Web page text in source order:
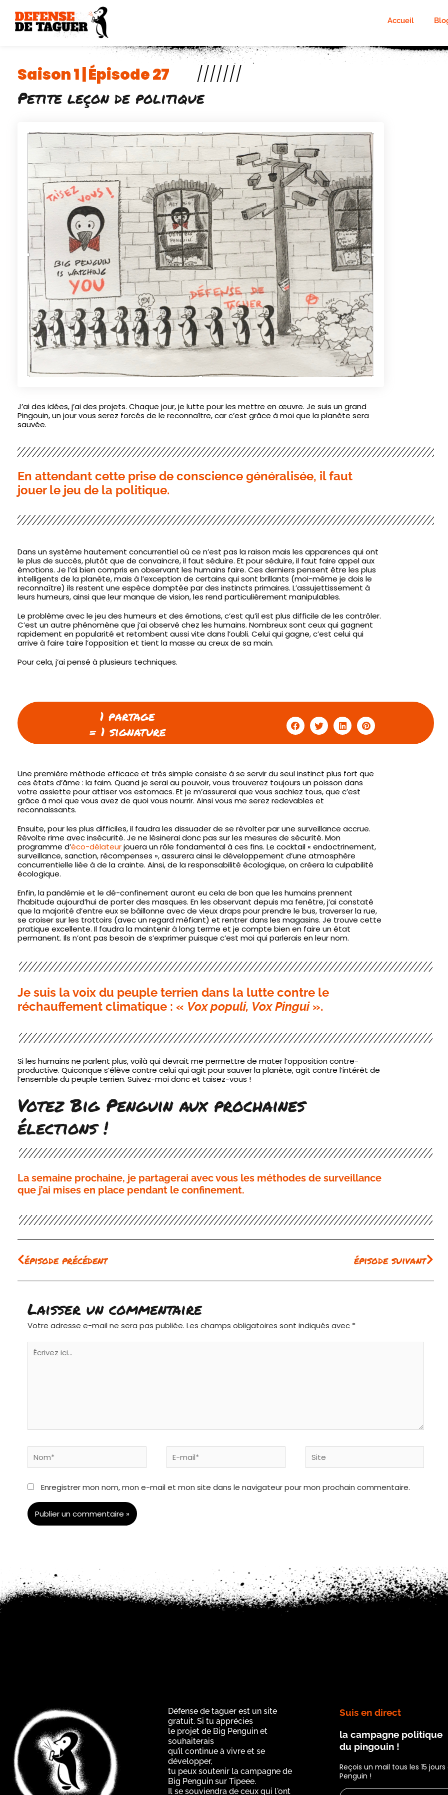
contenu
Accueil
Saison 1 | Épisode 27 ///////
Petite leçon de politique
J’ai des idées, j’ai des projets. Chaque jour, je lutte pour les mettre en œuvre. Je suis un grand
Pingouin, un jour vous serez forcés de le reconnaître, car c’est grâce à moi que la planète sera
sauvée.
En attendant cette prise de conscience généralisée, il faut
jouer le jeu de la politique.
Dans un système hautement concurrentiel où ce n’est pas la raison mais les apparences qui ont
le plus de succès, plutôt que de convaincre, il faut séduire. Et pour séduire, il faut faire appel aux
émotions. Je l’ai bien compris en observant les humains faire. Ces derniers pensent être les plus
intelligents de la planète, mais à l’exception de certains qui sont brillants (moi-même je dois le
reconnaître) ils restent une espèce domptée par des instincts primaires. L’assujettissement à
leurs humeurs, ainsi que leur manque de vision, les rend particulièrement manipulables.
Le problème avec le jeu des humeurs et des émotions, c’est qu’il est plus difficile de les contrôler.
C’est un autre phénomène que j’ai observé chez les humains. Nombreux sont ceux qui gagnent
rapidement en popularité et retombent aussi vite dans l’oubli. Celui qui gagne, c’est celui qui
arrive à faire taire l’opposition et tient la masse au creux de sa main.
Pour cela, j’ai pensé à plusieurs techniques.
1 partage
= 1 signature
Une première méthode efficace et très simple consiste à se servir du seul instinct plus fort que
ces états d’âme : la faim. Quand je serai au pouvoir, vous trouverez toujours un poisson dans
votre assiette pour attiser vos estomacs. Et je m’assurerai que vous sachiez tous, que c’est
grâce à moi que vous avez de quoi vous nourrir. Ainsi vous me serez redevables et
reconnaissants.
Ensuite, pour les plus difficiles, il faudra les dissuader de se révolter par une surveillance accrue.
Révolte rime avec insécurité. Je ne lésinerai donc pas sur les mesures de sécurité. Mon
programme d’éco-délateurjouera un rôle fondamental à ces fins. Le cocktail « endoctrinement,
surveillance, sanction, récompenses », assurera ainsi le développement d’une atmosphère
concurrentielle liée à de la crainte. Ainsi, de la responsabilité écologique, on créera la culpabilité
écologique.
Enfin, la pandémie et le dé-confinement auront eu cela de bon que les humains prennent
l’habitude aujourd’hui de porter des masques. En les observant depuis ma fenêtre, j’ai constaté
que la majorité d’entre eux se bâillonne avec de vieux draps pour prendre le bus, traverser la rue,
se croiser sur les trottoirs (avec un regard méfiant) et rentrer dans les magasins. Je trouve cette
pratique excellente. Il faudra la maintenir à long terme et je compte bien en faire un état
permanent. Ils n’ont pas besoin de s’exprimer puisque c’est moi qui parlerais en leur nom.
Je suis la voix du peuple terrien dans la lutte contre le
réchauffement climatique : « Vox populi, Vox Pingui ».
Si les humains ne parlent plus, voilà qui devrait me permettre de mater l’opposition contre-
productive. Quiconque s’élève contre celui qui agit pour sauver la planète, agit contre l’intérêt de
l’ensemble du peuple terrien. Suivez-moi donc et taisez-vous !
Votez Big Penguin aux prochaines
élections !
La semaine prochaine, je partagerai avec vous les méthodes de surveillance
que j’ai mises en place pendant le confinement.
Précédent
épisode précédent épisode suivant
Laisser un commentaire
Votre adresse e-mail ne sera pas publiée. Les champs obligatoires sont indiqués avec *
Écrivez
ici…
Nom*
E-
mail*
Site
Enregistrer mon nom, mon e-mail et mon site dans le navigateur pour mon prochain commentaire.
Défense de taguer est un site
gratuit. Si tu apprécies
le projet de Big Penguin et
souhaiterais
qu’il continue à vivre et se
développer,
tu peux soutenir la campagne de
Big Penguin sur Tipeee.
Il se souviendra de ceux qui l'ont
Suis en direct
la campagne politique
du pingouin !
Reçois un mail tous les 15
Penguin !